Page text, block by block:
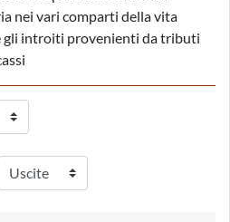
nei vari comparti della vita
gli introiti provenienti da tributi